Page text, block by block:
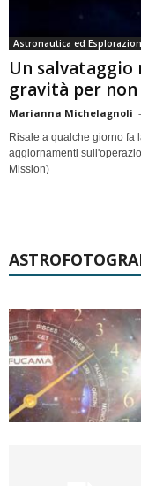
Astronautica ed
Un salvataggio
gravità per
Marianna Michelagnoli -
Risale a qualche giorno fa
aggiornamenti
Mission)